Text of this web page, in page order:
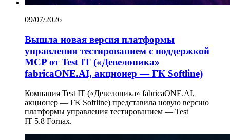
09/07/2026
Вышла новая версия платформы
управления тестированием с поддержкой
MCP от Test IT («Девелоника»
fabricaONE.AI, акционер — ГК Softline)
Компания Test IT («Девелоника» fabricaONE.AI,
акционер — ГК Softline) представила новую версию
платформы управления тестированием — Test
IT 5.8 Fornax.